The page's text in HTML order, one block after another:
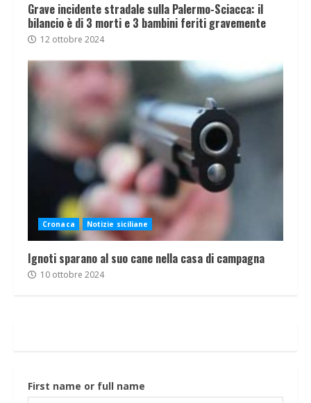
Grave incidente stradale sulla Palermo-Sciacca: il
bilancio è di 3 morti e 3 bambini feriti gravemente
12 ottobre 2024
Cronaca Notizie siciliane
Ignoti sparano al suo cane nella casa di campagna
10 ottobre 2024
First name or full name